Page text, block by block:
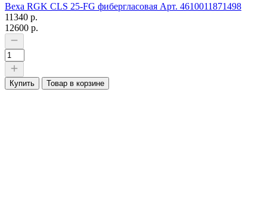
Веха RGK CLS 25-FG фибергласовая Арт. 4610011871498
11340 р.
12600 р.
Купить Товар в корзине